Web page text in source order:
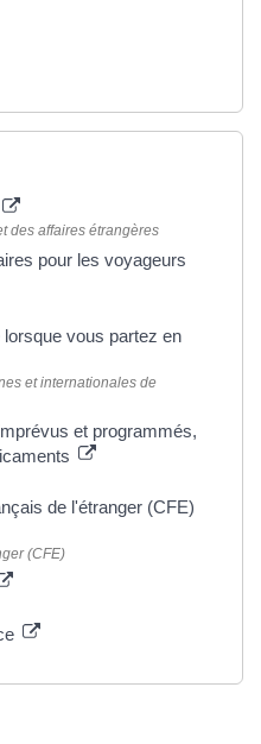
des affaires étrangères
pour les voyageurs
vous partez en
et internationales de
et programmés,
de l'étranger (CFE)
(CFE)